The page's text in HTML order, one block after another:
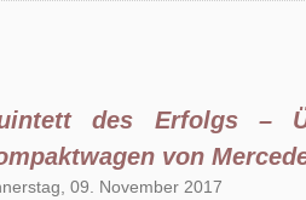
des Erfolgs –
von
09. November 2017